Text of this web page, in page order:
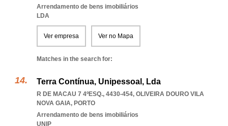
Arrendamento de bens imobiliários
LDA
Ver empresa Ver no Mapa
Matches in the search for:
Terra Contínua, Unipessoal, Lda
R DE MACAU 7 4ºESQ., 4430-454, OLIVEIRA DOURO VILA
NOVA GAIA, PORTO
Arrendamento de bens imobiliários
UNIP